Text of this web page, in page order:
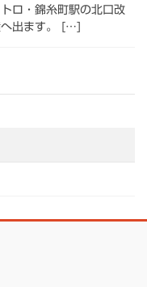
ロ・錦糸町駅の北口改
出ます。 […]